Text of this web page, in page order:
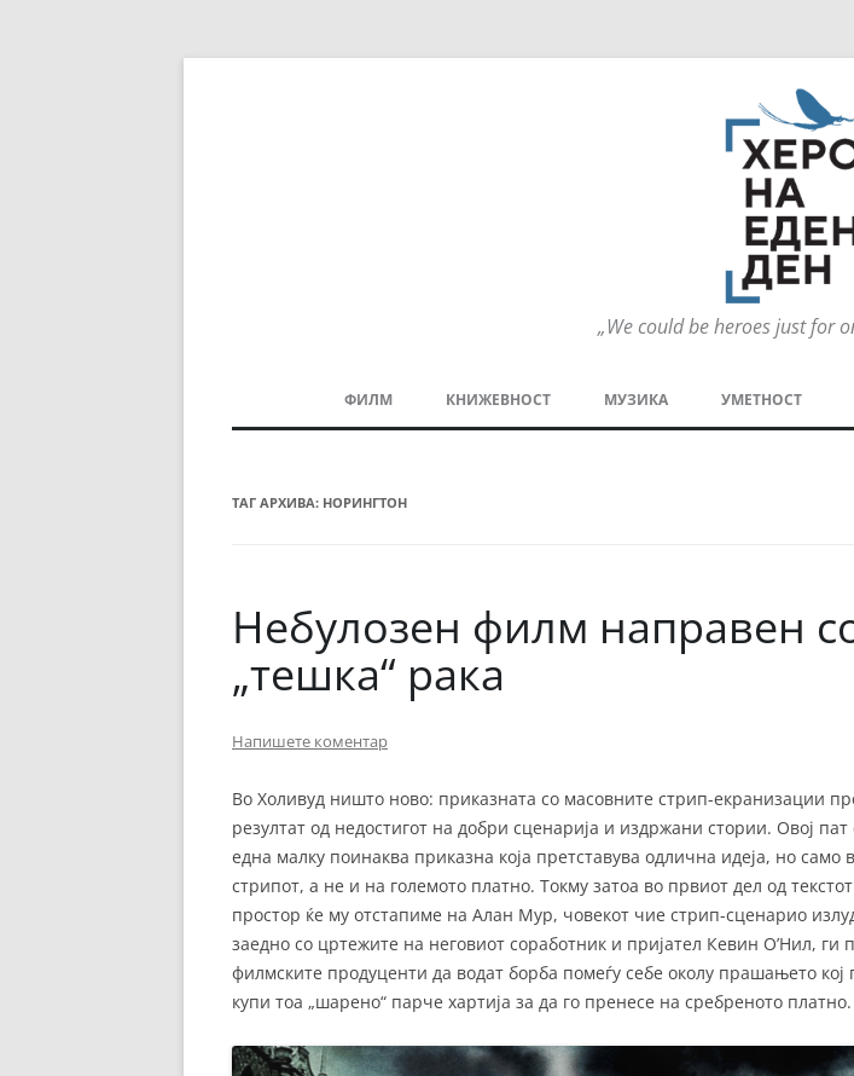
„We could be heroes just for
ФИЛМ
БАЛКАНСКИ ФИЛМ
ЖАНРОВИ
КНИЖЕВНОСТ МУЗИКА УМЕТНОСТ
ТАГ АРХИВА: НОРИНГТОН
Небулозен филм направен
„тешка“ рака
Напишете коментар
Во Холивуд ништо ново: приказната со масовните стрип-екранизации
резултат од недостигот на добри сценарија и издржани стории. Овој
една малку поинаква приказна која претставува одлична идеја, но само
стрипот, а не и на големото платно. Токму затоа во првиот дел од
простор ќе му отстапиме на Алан Мур, човекот чие стрип-сценарио
заедно со цртежите на неговиот соработник и пријател Кевин О’Нил, ги
филмските продуценти да водат борба помеѓу себе околу прашањето кој
купи тоа „шарено“ парче хартија за да го пренесе на сребреното платно.